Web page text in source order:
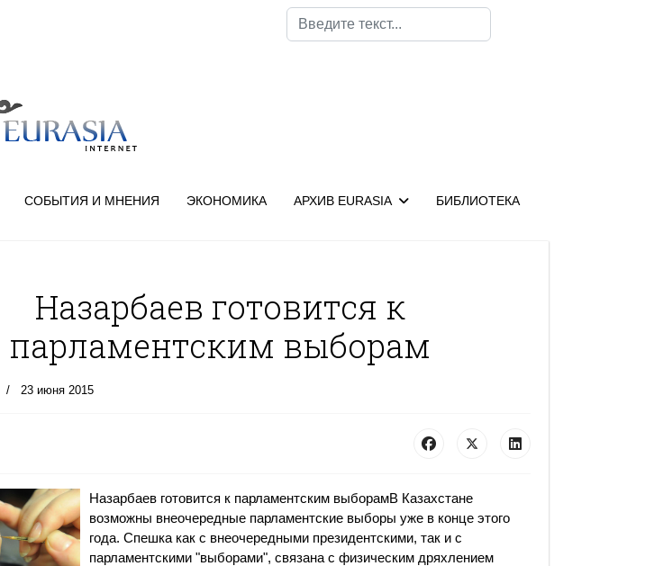
Поиск
СОБЫТИЯ И МНЕНИЯ ЭКОНОМИКА АРХИВ EURASIA БИБЛИОТЕКА
Назарбаев готовится к
парламентским выборам
23 июня 2015
Назарбаев готовится к парламентским выборамВ Казахстане
возможны внеочередные парламентские выборы уже в конце этого
года. Спешка как с внеочередными президентскими, так и с
парламентскими "выборами", связана с физическим дряхлением